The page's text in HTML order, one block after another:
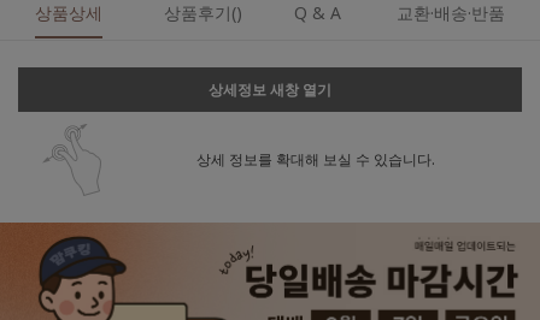
상품상세 상품후기() Q & A 교환·배송·반품
상세정보 새창 열기
상세 정보를 확대해 보실 수 있습니다.